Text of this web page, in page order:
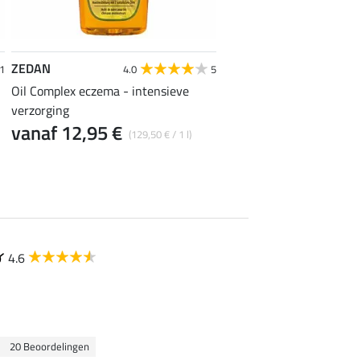
ZEDAN 4.0 5
Oil Complex eczema - intensieve
verzorging
(129,50 € / 1 l)
vanaf 12,95 €
4.6
20 Beoordelingen